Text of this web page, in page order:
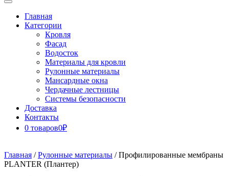
Open
ButtonГлавная
Категории
Кровля
Фасад
Водосток
Материалы для кровли
Рулонные материалы
Мансардные окна
Чердачные лестницы
Системы безопасности
Доставка
Контакты
0 товаров0₽
Button
Главная /Рулонные материалы / Профилированные мембраны
PLANTER (Плантер)